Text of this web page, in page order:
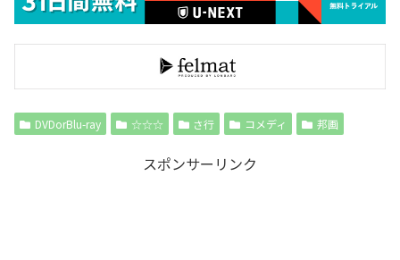
DVDorBlu-ray ☆☆☆ さ行 コメディ 邦画
スポンサーリンク